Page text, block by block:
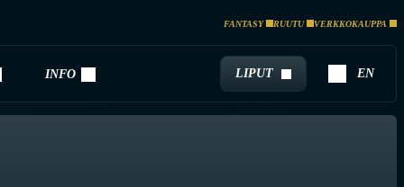
FANTASY RUUTU VERKKOKAUPPA
INFO LIPUT EN